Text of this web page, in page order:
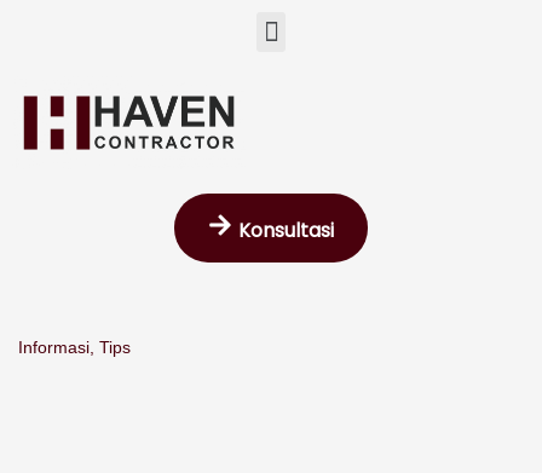
Menu
Konsultasi
Informasi Tips